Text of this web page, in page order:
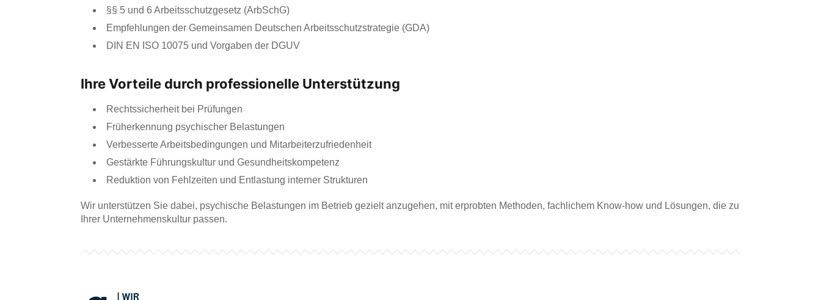
§§ 5 und 6 Arbeitsschutzgesetz (ArbSchG)
Empfehlungen der Gemeinsamen Deutschen Arbeitsschutzstrategie (GDA)
DIN EN ISO 10075 und Vorgaben der DGUV
Ihre Vorteile durch professionelle Unterstützung
Rechtssicherheit bei Prüfungen
Früherkennung psychischer Belastungen
Verbesserte Arbeitsbedingungen und Mitarbeiterzufriedenheit
Gestärkte Führungskultur und Gesundheitskompetenz
Reduktion von Fehlzeiten und Entlastung interner Strukturen
Wir unterstützen Sie dabei, psychische Belastungen im Betrieb gezielt anzugehen, mit erprobten Methoden, fachlichem Know-how und Lösungen, die zu
Ihrer Unternehmenskultur passen.